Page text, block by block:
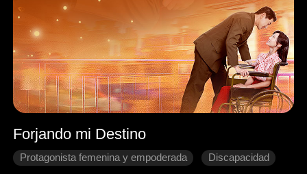
Forjando mi Destino
Protagonista femenina y empoderada
Discapacidad